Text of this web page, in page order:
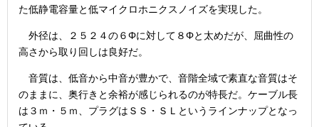
た低静電容量と低マイクロホニクスノイズを実現した。
外径は、２５２４の６Φに対して８Φと太めだが、屈曲性の
高さから取り回しは良好だ。
音質は、低音から中音が豊かで、音階全域で素直な音質はそ
のままに、奥行きと余裕が感じられるのが特長だ。ケーブル長
は３ｍ・５ｍ、プラグはＳＳ・ＳＬというラインナップとなっ